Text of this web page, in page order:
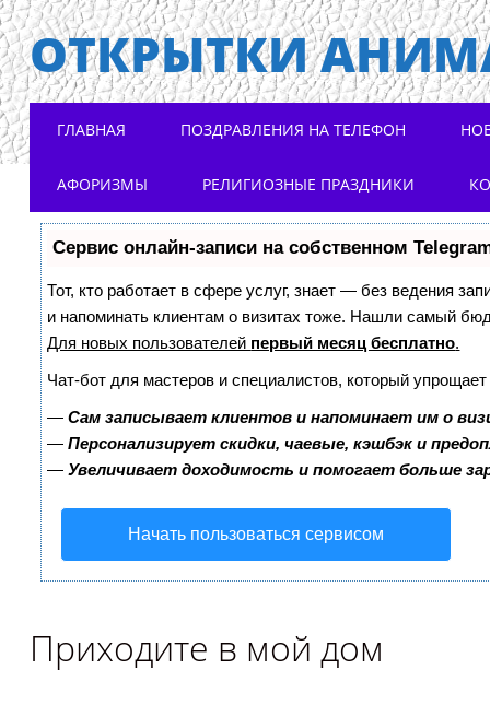
ОТКРЫТКИ
Main menu
ГЛАВНАЯ ПОЗДРАВЛЕНИЯ НА ТЕЛЕФОН
АФОРИЗМЫ РЕЛИГИОЗНЫЕ ПРАЗДНИКИ
Сервис онлайн-записи на собственном
Тот, кто работает в сфере услуг, знает — без ведения
и напоминать клиентам о визитах тоже. Нашли самый
Для новых пользователей первый месяц бесплатно.
Чат-бот для мастеров и специалистов, который
—Сам записывает клиентов и напоминает им о
—Персонализирует скидки, чаевые, кэшбэк и
—Увеличивает доходимость и помогает больше
Начать пользоваться сервисом
Приходите в мой дом